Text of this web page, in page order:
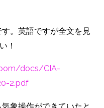
。英語ですが全文を見
！
docs/CIA-
2.pdf
象操作ができていたと